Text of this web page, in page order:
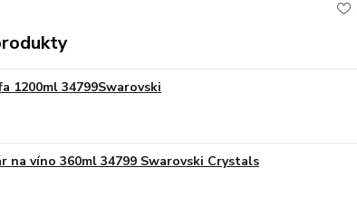
1200ml 34799Swarovski
na víno 360ml 34799 Swarovski Crystals